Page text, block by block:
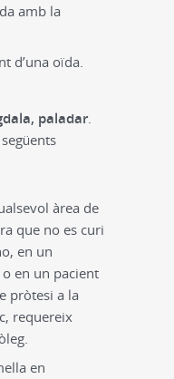
amb la
d’una oïda.
paladar.
àrea de
que no es curi
en un
en un pacient
pròtesi a la
requereix
en